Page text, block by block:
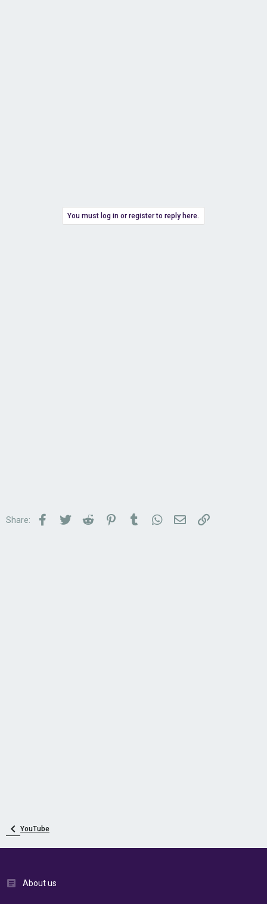
You must log in or register to reply here.
Share: Facebook
TwitterReddit PinterestTumblrWhatsApp
Email Link
YouTube
About us